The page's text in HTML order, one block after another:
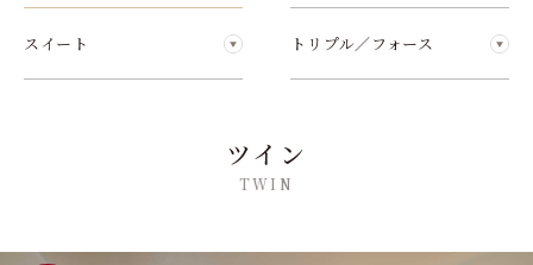
スイート トリプル／フォース
ツイン
TWIN